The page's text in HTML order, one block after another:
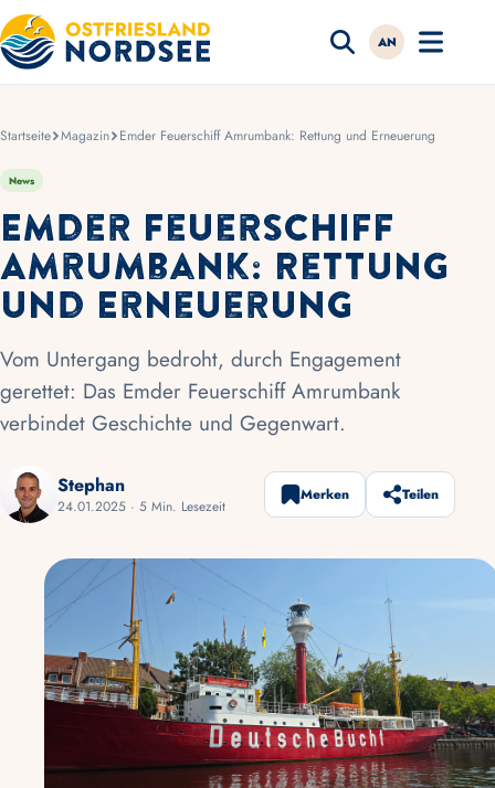
AN
Startseite Magazin Emder Feuerschiff Amrumbank: Rettung und Erneuerung
News
Emder Feuerschiff
Amrumbank: Rettung
und Erneuerung
Vom Untergang bedroht, durch Engagement
gerettet: Das Emder Feuerschiff Amrumbank
verbindet Geschichte und Gegenwart.
Stephan
24.01.2025 · 5 Min. Lesezeit
Merken Teilen